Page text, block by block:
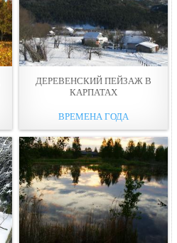
ДЕРЕВЕНСКИЙ ПЕЙЗАЖ В
КАРПАТАХ
ВРЕМЕНА ГОДА